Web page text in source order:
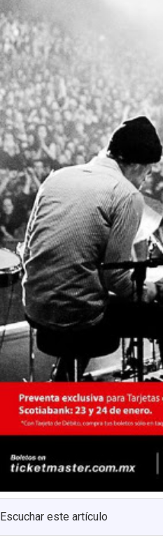
Escuchar este artículo